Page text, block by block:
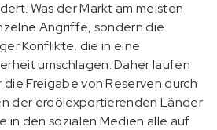
Was der Markt am meisten
Angriffe, sondern die
Konflikte, die in eine
umschlagen. Daher laufen
Freigabe von Reserven durch
der erdölexportierenden Länder
in den sozialen Medien alle auf